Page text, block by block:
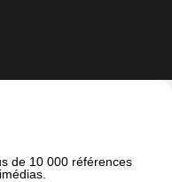
de 10 000 références